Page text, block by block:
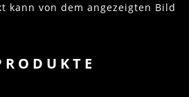
kann von dem angezeigten Bild